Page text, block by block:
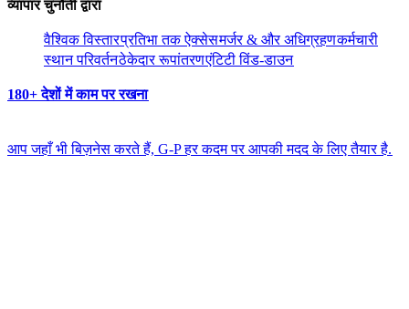
व्यापार चुनौती द्वारा​​
वैश्विक विस्तार​​प्रतिभा तक ऐक्सेस​​मर्जर & और अधिग्रहण​​कर्मचारी
स्थान परिवर्तन​​ठेकेदार रूपांतरण​​एंटिटी विंड-डाउन​​
180+ देशों में काम पर रखना​​
आप जहाँ भी बिज़नेस करते हैं, G-P हर कदम पर आपकी मदद के लिए तैयार है.​​